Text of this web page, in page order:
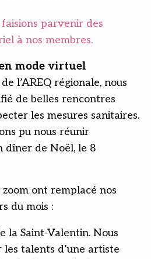
faisions parvenir des
à nos membres.
mode virtuel
l’AREQ régionale, nous
de belles rencontres
les mesures sanitaires.
pu nous réunir
de Noël, le 8
ont remplacé nos
du mois :
la Saint-Valentin. Nous
talents d’une artiste